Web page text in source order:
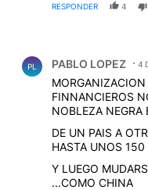
RESPONDER 4
PL PABLO LOPEZ 4
FINNANCIEROS
NOBLEZA NEGRA
DE UN PAIS A
HASTA UNOS
Y LUEGO
...COMO CHINA